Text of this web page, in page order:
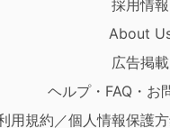
採用情報
About
広告掲載
ヘルプ・FAQ・お
用規約／個人情報保護